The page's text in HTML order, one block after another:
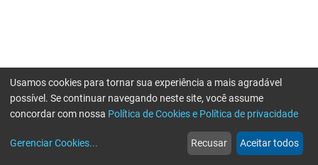
web
Notícias
more_horiz
Mais
Usamos cookies para tornar sua experiência a mais agradável
possível. Se continuar navegando neste site, você assume
concordar com nossa Política de Cookies e Política de privacidade
Gerenciar Cookies... Recusar Aceitar todos
Erro ao enviar informações, por favor tente novamente